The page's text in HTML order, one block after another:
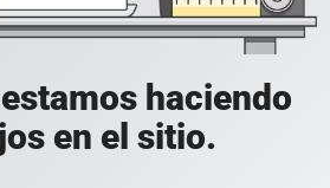
haciendo
en el sitio.